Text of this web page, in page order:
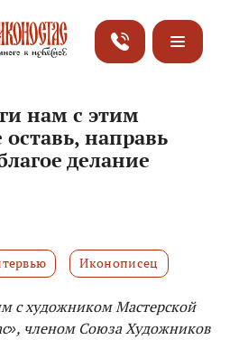
нам с этим
направь
делание
Иконописец
с художником Мастерской
членом Союза Художников